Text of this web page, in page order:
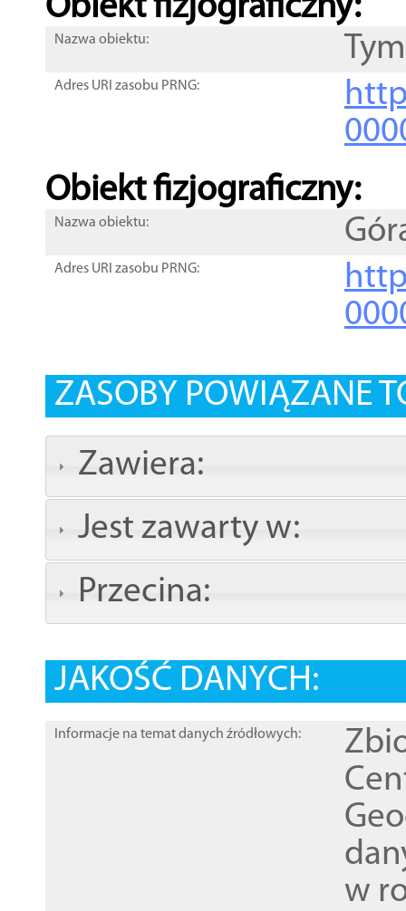
Obiekt fizjograficzny:
Nazwa obiektu:
Adres URI zasobu PRNG:
Obiekt fizjograficzny:
Nazwa obiektu:
Adres URI zasobu PRNG:
ZASOBY POWIĄZANE
Zawiera:
Jest zawarty w:
Przecina:
JAKOŚĆ DANYCH:
Informacje na temat danych źródłowych:
w